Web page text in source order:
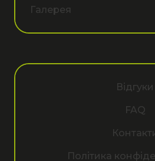
Галерея
Відгуки
FAQ
Політика